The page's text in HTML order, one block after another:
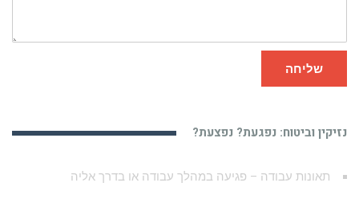
שליחה
נזיקין וביטוח: נפגעת? נפצעת?
תאונות עבודה – פגיעה במהלך עבודה או בדרך אליה